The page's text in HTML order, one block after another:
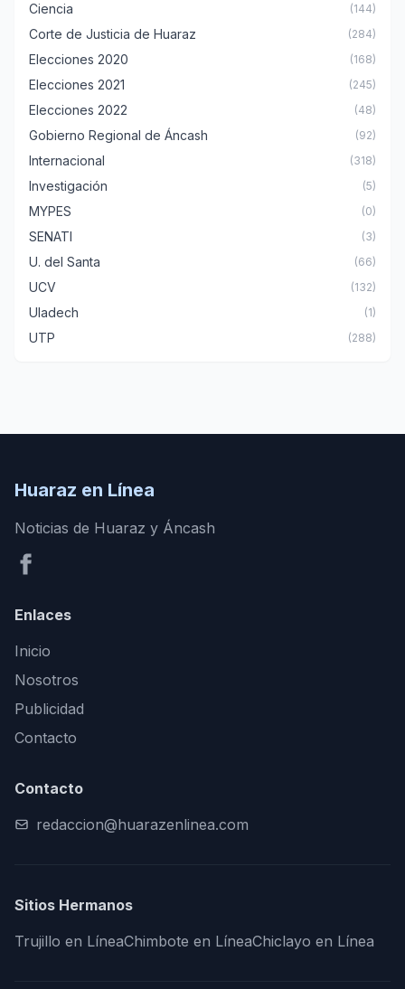
Ciencia (144)
Corte de Justicia de Huaraz (284)
Elecciones 2020 (168)
Elecciones 2021 (245)
Elecciones 2022 (48)
Gobierno Regional de Áncash (92)
Internacional (318)
Investigación (5)
MYPES (0)
SENATI (3)
U. del Santa (66)
UCV (132)
Uladech (1)
UTP (288)
Huaraz en Línea
Noticias de Huaraz y Áncash
Enlaces
Inicio
Nosotros
Publicidad
Contacto
Contacto
redaccion@huarazenlinea.com
Sitios Hermanos
Trujillo en LíneaChimbote en LíneaChiclayo en Línea